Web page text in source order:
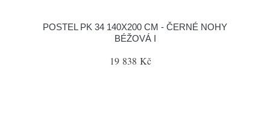
POSTEL PK 34 140X200 CM - ČERNÉ NOHY
BÉŽOVÁ I
19 838 Kč